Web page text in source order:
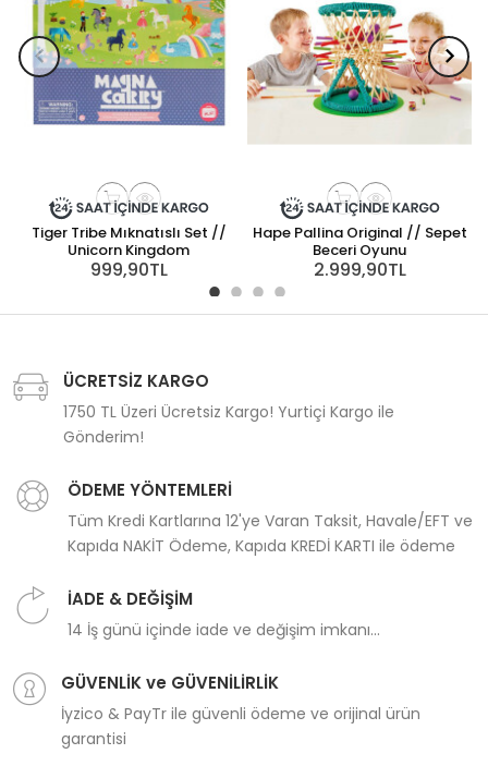
Tiger Tribe Mıknatıslı Set //
Unicorn Kingdom
999,90TL
Hape Pallina Original // Sepet
Beceri Oyunu
2.999,90TL
ÜCRETSİZ KARGO
1750 TL Üzeri Ücretsiz Kargo! Yurtiçi Kargo ile
Gönderim!
ÖDEME YÖNTEMLERİ
Tüm Kredi Kartlarına 12'ye Varan Taksit, Havale/EFT ve
Kapıda NAKİT Ödeme, Kapıda KREDİ KARTI ile ödeme
İADE & DEĞİŞİM
14 İş günü içinde iade ve değişim imkanı...
GÜVENLİK ve GÜVENİLİRLİK
İyzico & PayTr ile güvenli ödeme ve orijinal ürün
garantisi